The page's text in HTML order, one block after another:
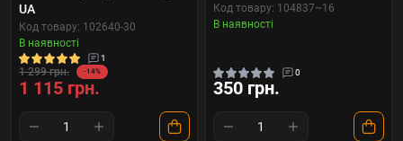
UA
Код товару: 102640-30
В наявності
1
1 299 грн. -14%
1 115 грн.
Код товару: 104837~16
В наявності
0
350 грн.